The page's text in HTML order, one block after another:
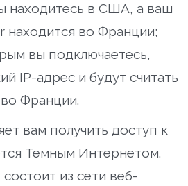
находитесь в США, а ваш
находится во Франции;
вы подключаетесь,
IP-адрес и будут считать
Франции.
вам получить доступ к
Темным Интернетом.
из сети веб-